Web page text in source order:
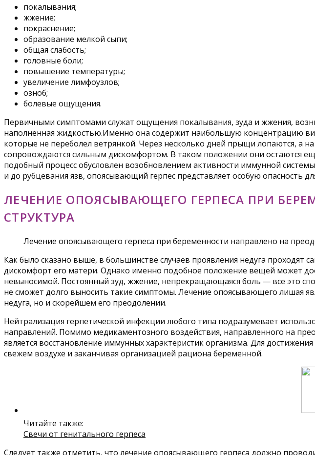
покалывания;
жжение;
покраснение;
образование мелкой сыпи;
общая слабость;
головные боли;
повышение температуры;
увеличение лимфоузлов;
озноб;
болевые ощущения.
Первичными симптомами служат ощущения покалывания, зуда и жжения,
наполненная жидкостью.Именно она содержит наибольшую концентрацию
которые не переболел ветрянкой. Через несколько дней прыщи лопаются, а
сопровождаются сильным дискомфортом. В таком положении они остаются
подобный процесс обусловлен возобновлением активности иммунной
и до рубцевания язв, опоясывающий герпес представляет особую опасность
ЛЕЧЕНИЕ ОПОЯСЫВАЮЩЕГО ГЕРПЕСА ПРИ
СТРУКТУРА
Лечение опоясывающего герпеса при беременности направлено на
Как было сказано выше, в большинстве случаев проявления недуга проходят
дискомфорт его матери. Однако именно подобное положение вещей может
невыносимой. Постоянный зуд, жжение, непрекращающаяся боль — все это
не сможет долго выносить такие симптомы. Лечение опоясывающего лишая
недуга, но и скорейшем его преодолении.
Нейтрализация герпетической инфекции любого типа подразумевает
направлений. Помимо медикаментозного воздействия, направленного на
является восстановление иммунных характеристик организма. Для
свежем воздухе и заканчивая организацией рациона беременной.
Читайте также:
Свечи от генитального герпеса
Следует также отметить, что лечение опоясывающего герпеса должно